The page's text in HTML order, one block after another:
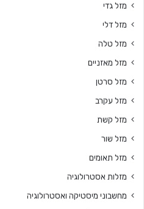
מזל גדי
מזל דלי
מזל טלה
מזל מאזניים
מזל סרטן
מזל עקרב
מזל קשת
מזל שור
מזל תאומים
מזלות אסטרולוגיה
מחשבוני מיסטיקה ואסטרולוגיה